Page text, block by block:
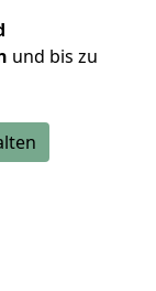
und bis zu